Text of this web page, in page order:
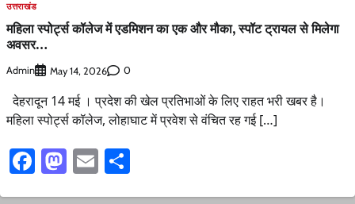
उत्तराखंड
महिला स्पोर्ट्स कॉलेज में एडमिशन का एक और मौका, स्पॉट ट्रायल से मिलेगा
अवसर…
Admin May 14, 2026 0
देहरादून 14 मई । प्रदेश की खेल प्रतिभाओं के लिए राहत भरी खबर है।
महिला स्पोर्ट्स कॉलेज, लोहाघाट में प्रवेश से वंचित रह गई […]
Facebook
Mastodon
Email